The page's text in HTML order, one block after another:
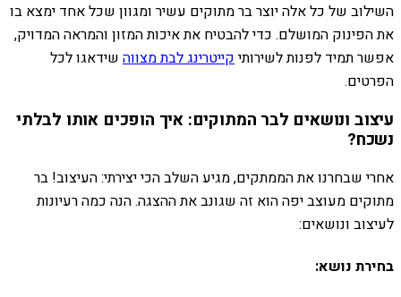
השילוב של כל אלה יוצר בר מתוקים עשיר ומגוון שכל אחד ימצא בו
את הפינוק המושלם. כדי להבטיח את איכות המזון והמראה המדויק,
אפשר תמיד לפנות לשירותיקייטרינג לבת מצווה שידאגו לכל
הפרטים.
עיצוב ונושאים לבר המתוקים: איך הופכים אותו לבלתי
נשכח?
אחרי שבחרנו את הממתקים, מגיע השלב הכי יצירתי: העיצוב! בר
מתוקים מעוצב יפה הוא זה שגונב את ההצגה. הנה כמה רעיונות
לעיצוב ונושאים:
בחירת נושא: